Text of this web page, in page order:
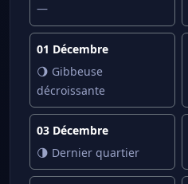
—
01 Décembre
🌖 Gibbeuse
décroissante
03 Décembre
🌗 Dernier quartier